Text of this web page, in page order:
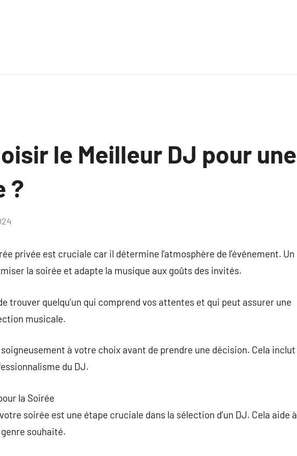
le Meilleur DJ pour une
?
privée est cruciale car il détermine l’atmosphère de l’événement. Un
la soirée et adapte la musique aux goûts des invités.
trouver quelqu’un qui comprend vos attentes et qui peut assurer une
musicale.
à votre choix avant de prendre une décision. Cela inclut
du DJ.
la Soirée
soirée est une étape cruciale dans la sélection d’un DJ. Cela aide à
souhaité.